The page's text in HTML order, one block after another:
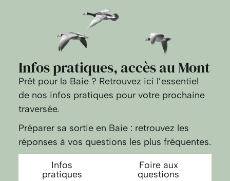
Infos pratiques, accès au Mont
Prêt pour la Baie ? Retrouvez ici l’essentiel
de nos infos pratiques pour votre prochaine
traversée.
Préparer sa sortie en Baie : retrouvez les
réponses à vos questions les plus fréquentes.
Infos
pratiques
Foire aux
questions